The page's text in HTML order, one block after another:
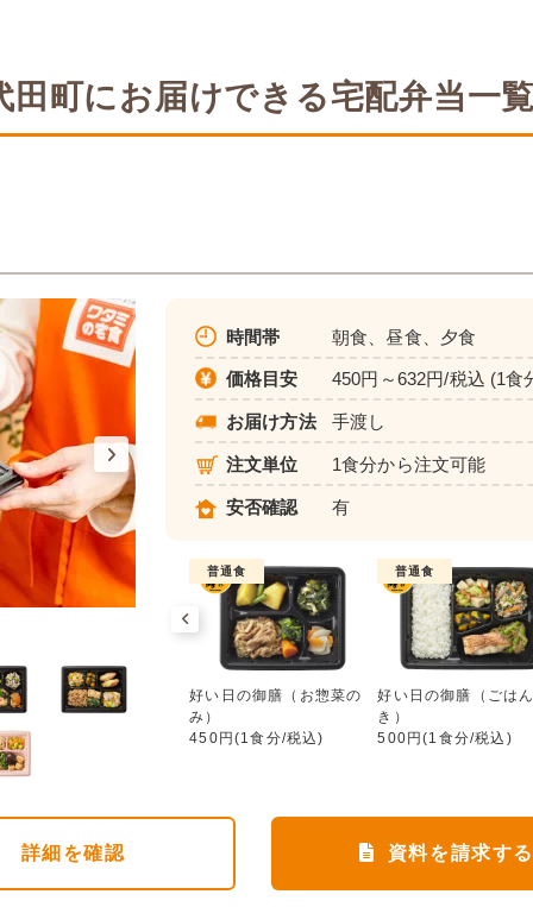
田町にお届けできる宅配弁当一
好い日の御膳（お惣菜のみ）
時間帯 朝食、昼食、夕食
価格目安 450円～632円/税込 (1食
お届け方法 手渡し
注文単位 1食分から注文可能
安否確認 有
普通食
ワタミdeおいしい健康
552円(1食分/税込)
普通食
好い日の御膳（お惣菜の
み）
450円(1食分/税込)
普通食
好い日の御膳（ごは
き）
500円(1食分/税込)
詳細 を確認 資料を請求する